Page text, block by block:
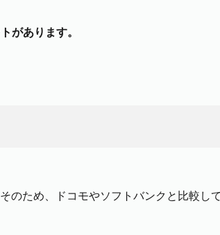
があります。
ため、ドコモやソフトバンクと比較し